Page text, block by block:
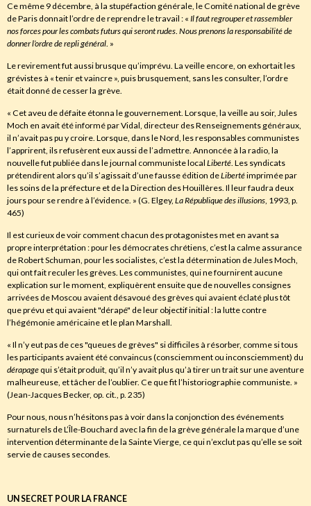
Ce même 9 décembre, à la stupéfaction générale, le Comité national de grève
de Paris donnait l’ordre de reprendre le travail : « Ilfaut regrouper et rassembler
nos forces pour les combats futurs qui seront rudes. Nous prenons la responsabilité de
donner l’ordre de repli général. »
Le revirement fut aussi brusque qu’imprévu. La veille encore, on exhortait les
grévistes à « tenir et vaincre », puis brusquement, sans les consulter, l’ordre
était donné de cesser la grève.
« Cet aveu de défaite étonna le gouvernement. Lorsque, la veille au soir, Jules
Moch en avait été informé par Vidal, directeur des Renseignements généraux,
il n’avait pas pu y croire. Lorsque, dans le Nord, les responsables communistes
l’apprirent, ils refusèrent eux aussi de l’admettre. Annoncée à la radio, la
nouvelle fut publiée dans le journal communiste local Liberté. Les syndicats
prétendirent alors qu’il s’agissait d’une fausse édition deLibertéimprimée par
les soins de la préfecture et de la Direction des Houillères. Il leur faudra deux
jours pour se rendre à l’évidence. » (G. Elgey, La République des illusions, 1993, p.
465)
Il est curieux de voir comment chacun des protagonistes met en avant sa
propre interprétation : pour les démocrates chrétiens, c’est la calme assurance
de Robert Schuman, pour les socialistes, c’est la détermination de Jules Moch,
qui ont fait reculer les grèves. Les communistes, qui ne fournirent aucune
explication sur le moment, expliquèrent ensuite que de nouvelles consignes
arrivées de Moscou avaient désavoué des grèves qui avaient éclaté plus tôt
que prévu et qui avaient "dérapé" de leur objectif initial : la lutte contre
l’hégémonie américaine et le plan Marshall.
« Il n’y eut pas de ces "queues de grèves" si difficiles à résorber, comme si tous
les participants avaient été convaincus (consciemment ou inconsciemment) du
dérapagequi s’était produit, qu’il n’y avait plus qu’à tirer un trait sur une aventure
malheureuse, et tâcher de l’oublier. Ce que fit l’historiographie communiste. »
(Jean-Jacques Becker, op. cit., p. 235)
Pour nous, nous n’hésitons pas à voir dans la conjonction des événements
surnaturels de L’Île-Bouchard avec la fin de la grève générale la marque d’une
intervention déterminante de la Sainte Vierge, ce qui n’exclut pas qu’elle se soit
servie de causes secondes.
UN SECRET POUR LA FRANCE